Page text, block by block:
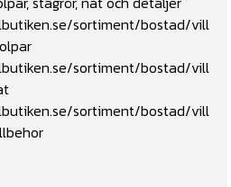
sortiment/bostad/vill
sortiment/bostad/vill
sortiment/bostad/vill